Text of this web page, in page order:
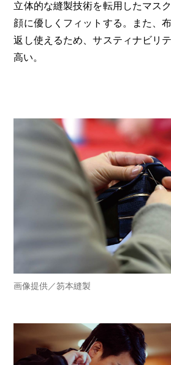
立体的な縫製技術を転用したマス
顔に優しくフィットする。また、
返し使えるため、サスティナビリ
高い。
画像提供／笏本縫製